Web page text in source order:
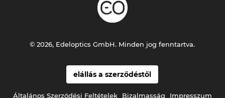
elállás a szerződéstől
Általános Szerződési Feltételek Bizalmasság Impresszum
© 2026, Edeloptics GmbH. Minden jog fenntartva.